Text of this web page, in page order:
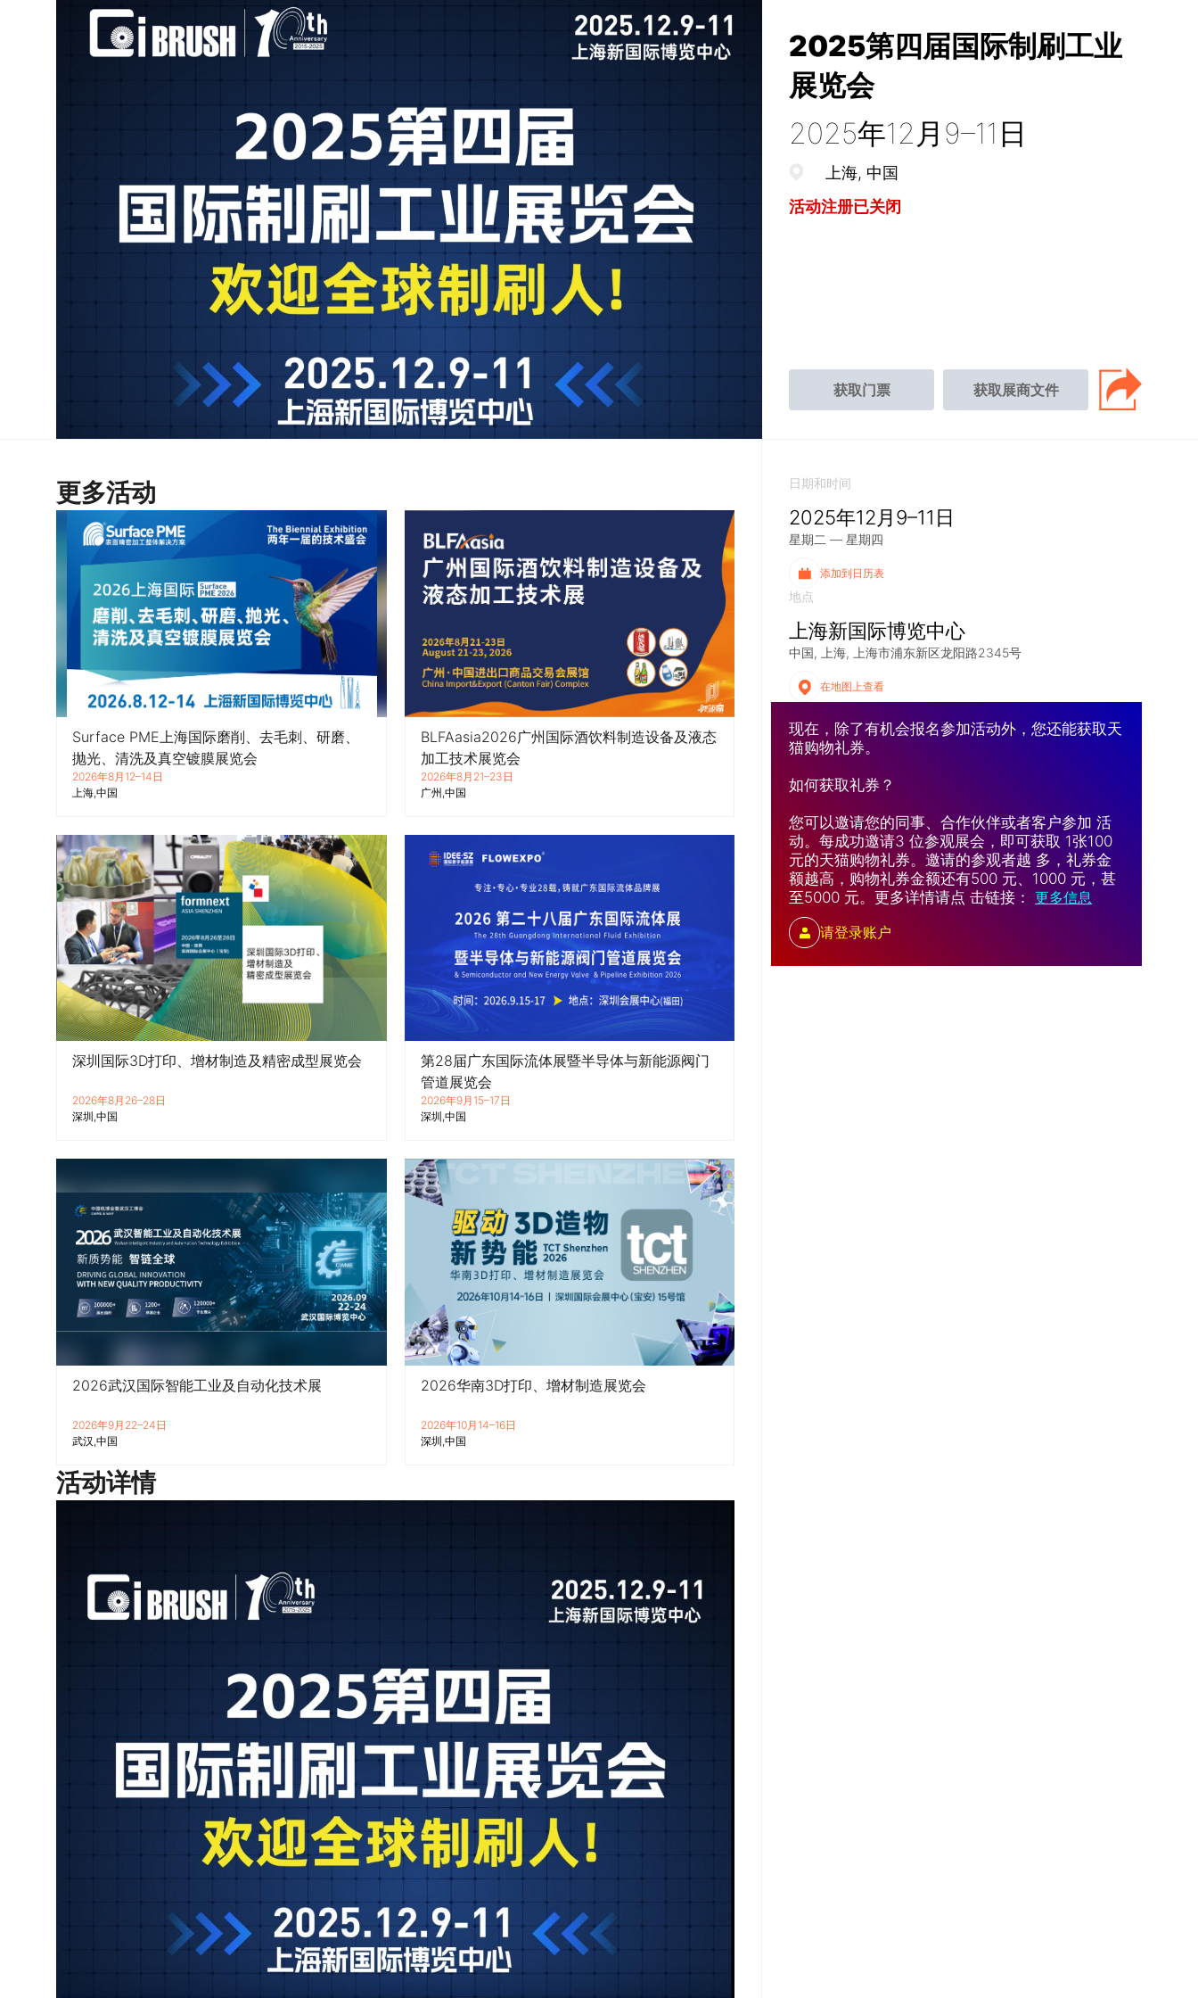
2025第四届国际制刷工业
展览会
2025年12月9–11日
上海 中国
活动注册已关闭
获取门票 获取展商文件
更多活动
Surface PME上海国际磨削、去毛刺、研磨、
抛光、清洗及真空镀膜展览会
2026年8月12–14日
上海 中国
BLFAasia2026广州国际酒饮料制造设备及液态
加工技术展览会
2026年8月21–23日
广州 中国
深圳国际3D打印、增材制造及精密成型展览会
2026年8月26–28日
深圳 中国
第28届广东国际流体展暨半导体与新能源阀门
管道展览会
2026年9月15–17日
深圳 中国
2026武汉国际智能工业及自动化技术展
2026年9月22–24日
武汉 中国
2026华南3D打印、增材制造展览会
2026年10月14–16日
深圳 中国
活动详情
日期和时间
2025年12月9–11日
星期二 — 星期四
添加到日历表
地点
上海新国际博览中心
中国 上海 上海市浦东新区龙阳路2345号
在地图上查看
现在，除了有机会报名参加活动外，您还能获取天
猫购物礼券。
如何获取礼券？
您可以邀请您的同事、合作伙伴或者客户参加 活
动。每成功邀请3 位参观展会，即可获取 1张100
元的天猫购物礼券。邀请的参观者越 多，礼券金
额越高，购物礼券金额还有500 元、1000 元，甚
至5000 元。更多详情请点 击链接： 更多信息
请登录账户
推广链接：